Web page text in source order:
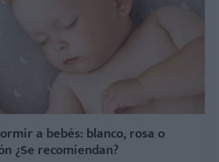
a bebés: blanco, rosa o
¿Se recomiendan?